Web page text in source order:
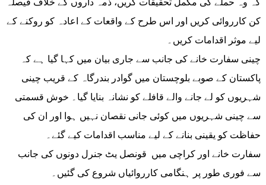
کہ وہ حملے کی مکمل تحقیقات کریں، ذمہ داروں کے خلاف فیصلہ
کن کارروائی کریں اور اس طرح کے واقعات کے اعادہ کو روکنے کے
لیے موثر اقدامات کریں۔
چینی سفارت خانے کی جانب سے جاری بیان میں کہا گیا ہے کہ
پاکستان کے صوبے بلوچستان میں گوادر بندرگاہ کے قریب چینی
شہریوں کو لے جانے والے قافلے کو نشانہ بنایا گیا۔ خوش قسمتی
سے چینی شہریوں میں کوئی جانی نقصان نہیں ہوا اور ان کی
حفاظت کو یقینی بنانے کے لیے مناسب اقدامات کیے گئے۔
سے فوری طور پر ہنگامی کارروائیاں شروع کی گئیں۔